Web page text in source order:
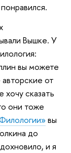
Вышке. У
вы можете
от
сказать
они тоже
вы
до
и я